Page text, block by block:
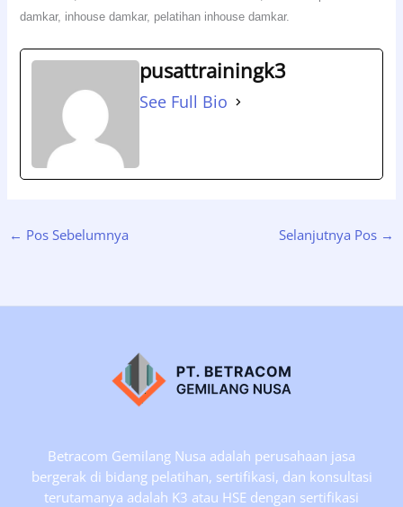
damkar, inhouse damkar, pelatihan inhouse damkar.
pusattrainingk3
See Full Bio
← Pos Sebelumnya Selanjutnya Pos →
Betracom Gemilang Nusa adalah perusahaan jasa
bergerak di bidang pelatihan, sertifikasi, dan konsultasi
terutamanya adalah K3 atau HSE dengan sertifikasi